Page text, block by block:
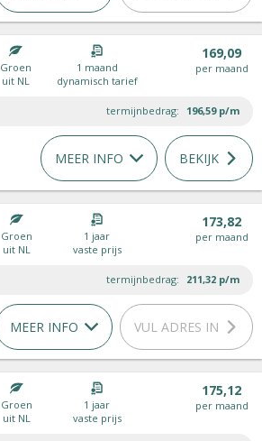
Groen
uit NL
1 maand
dynamisch tarief
169,09
per maand
termijnbedrag: 196,59 p/m
MEER INFO BEKIJK
Groen
uit NL
1 jaar
vaste prijs
173,82
per maand
termijnbedrag: 211,32 p/m
MEER INFO VUL ADRES IN
Groen
uit NL
1 jaar
vaste prijs
175,12
per maand